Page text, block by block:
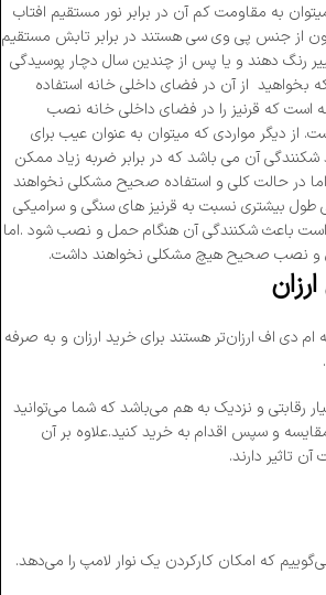
به مقاومت کم آن در برابر نور مستقیم افتاب
از جنس پی وی سی هستند در برابر تابش مستقیم
رنگ دهند و یا پس از چندین سال دچار پوسیدگی
بخواهید از آن در فضای داخلی خانه استفاده
است که قرنیز را در فضای داخلی خانه نصب
از دیگر مواردی که میتوان به عنوان عیب برای
آن می باشد که در برابر ضربه زیاد ممکن
در حالت کلی و استفاده صحیح مشکلی نخواهند
بیشتری نسبت به قرنیز های سنگی و سرامیکی
باعث شکنندگی آن هنگام حمل و نصب شود .اما
و نصب صحیح هیچ مشکلی نخواهند داشت.
دی اف ارزان‌تر هستند برای خرید ارزان و به صرفه
رقابتی و نزدیک به هم می‌باشد که شما می‌توانید
و سپس اقدام به خرید کنید.علاوه بر آن
تاثیر دارند.
که امکان کارکردن یک نوار لامپ را می‌دهد.